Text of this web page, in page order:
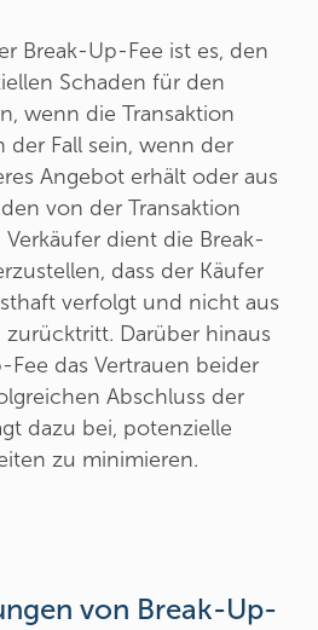
Break-Up-Fee ist es, den
Schaden für den
wenn die Transaktion
der Fall sein, wenn der
Angebot erhält oder aus
von der Transaktion
dient die Break-
dass der Käufer
verfolgt und nicht aus
Darüber hinaus
Fee das Vertrauen beider
Abschluss der
dazu bei, potenzielle
zu minimieren.
von Break-Up-